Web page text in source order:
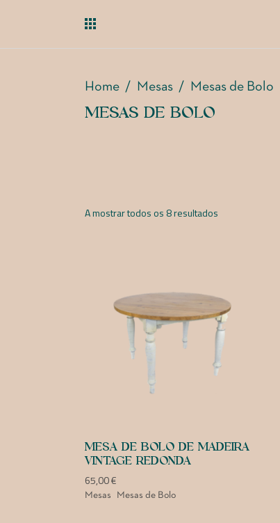
Home / Mesas / Mesas de Bolo
MESAS DE BOLO
A mostrar todos os 8 resultados
MESA DE BOLO DE MADEIRA
VINTAGE REDONDA
65,00€
Mesas Mesas de Bolo